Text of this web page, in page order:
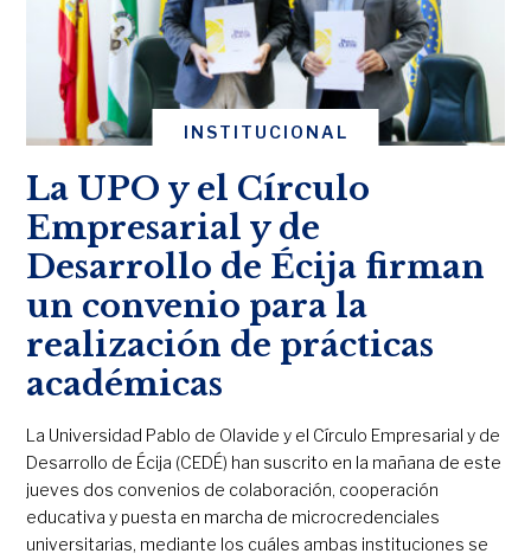
INSTITUCIONAL
La UPO y el Círculo
Empresarial y de
Desarrollo de Écija firman
un convenio para la
realización de prácticas
académicas
La Universidad Pablo de Olavide y el Círculo Empresarial y de
Desarrollo de Écija (CEDÉ) han suscrito en la mañana de este
jueves dos convenios de colaboración, cooperación
educativa y puesta en marcha de microcredenciales
universitarias, mediante los cuáles ambas instituciones se